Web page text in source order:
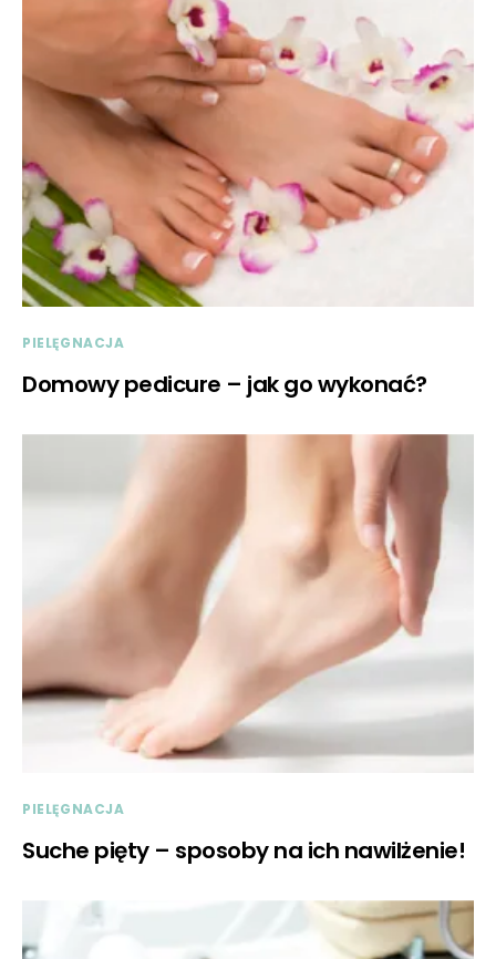
PIELĘGNACJA
Domowy pedicure – jak go wykonać?
PIELĘGNACJA
Suche pięty – sposoby na ich nawilżenie!